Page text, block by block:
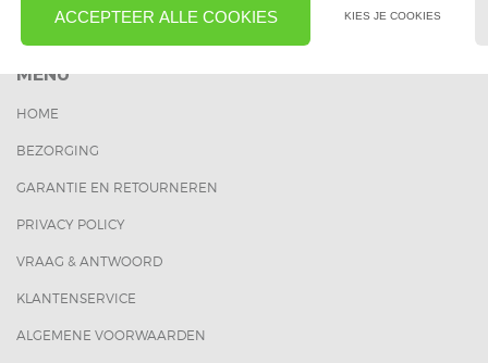
MENU
HOME
BEZORGING
GARANTIE EN RETOURNEREN
PRIVACY POLICY
VRAAG & ANTWOORD
KLANTENSERVICE
ALGEMENE VOORWAARDEN
ACCEPTEER ALLE COOKIES KIES JE COOKIES